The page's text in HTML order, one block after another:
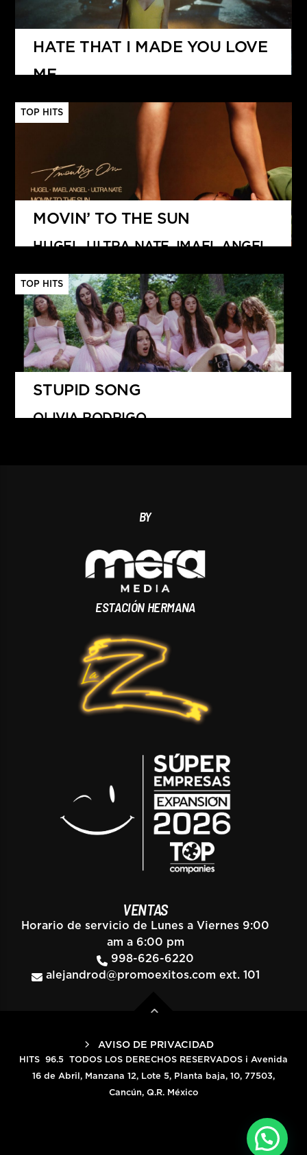
HATE THAT I MADE YOU LOVE
ME
ARIANA GRANDE
TOP HITS
MOVIN’ TO THE SUN
HUGEL, ULTRA NATE, IMAEL ANGEL
TOP HITS
STUPID SONG
OLIVIA RODRIGO
BY
ESTACIÓN HERMANA
VENTAS
Horario de servicio de Lunes a Viernes 9:00
am a 6:00 pm
998-626-6220
alejandrod@promoexitos.com ext. 101
AVISO DE PRIVACIDAD
HITS 96.5 TODOS LOS DERECHOS RESERVADOS i Avenida
16 de Abril, Manzana 12, Lote 5, Planta baja, 10, 77503,
Cancún, Q.R. México